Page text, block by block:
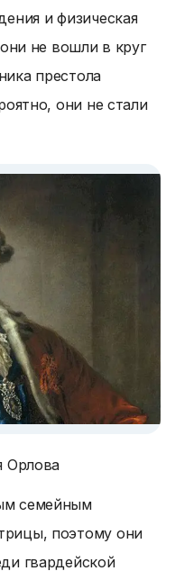
и физическая
не вошли в круг
престола
они не стали
Орлова
семейным
поэтому они
гвардейской